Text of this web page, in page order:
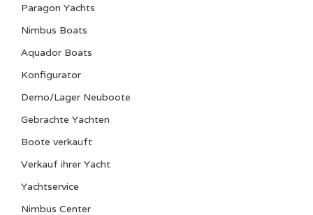
Volvo Penta
Leistung (pro Stück)
Antrieb Typ
Welle
Treibstoffart
Diesel
Paragon Yachts
Nimbus Boats
Aquador Boats
Konfigurator
Demo/Lager Neuboote
Gebrachte Yachten
Boote verkauft
Verkauf ihrer Yacht
Yachtservice
Nimbus Center